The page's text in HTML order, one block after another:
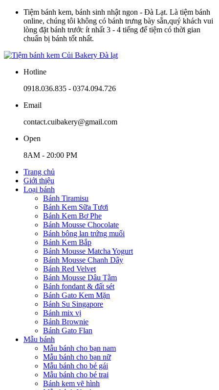
Tiệm bánh kem, bánh sinh nhật ngon - Đà Lạt. Là tiệm bánh
online, chúng tôi không có bánh trưng bày sẵn,quý khách vui
lòng đặt bánh trước ít nhất 3 - 4 tiếng để tiệm có thời gian
chuẩn bị bánh tốt nhất.
Hotline
0918.036.835 - 0374.094.726
Email
contact.cuibakery@gmail.com
Open
8AM - 20:00 PM
Trang chủ
Giới thiệu
Loại bánh
Bánh Tiramisu
Bánh Kem Sữa Tươi
Bánh Kem Bơ Phe
Bánh Mousse Chocolate
Bánh bông lan trứng muối
Bánh Kem Bắp
Bánh Mousse Matcha Yogurt
Bánh Mousse Chanh Dây
Bánh Red Velvet
Bánh Mousse Dâu Tằm
Bánh fondant & đất sét
Bánh Gato Kem Mặn
Bánh Su Singapore
Bánh mix vị
Bánh Brownie
Bánh Gato Flan
Mẫu bánh
Mẫu bánh cho bạn nam
Mẫu bánh cho bạn nữ
Mẫu bánh cho bé gái
Mẫu bánh cho bé trai
Bánh kem vẽ hình